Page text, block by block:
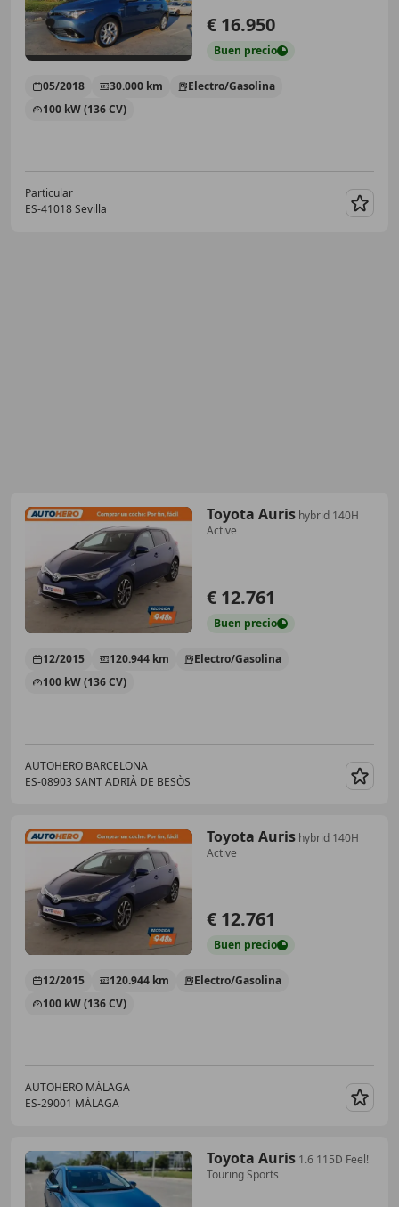
€ 16.950
Buen precio
05/2018 30.000 km
Electro/Gasolina
100 kW (136 CV)
Particular
ES-41018 Sevilla
Toyota Auris hybrid 140H
Active
€ 12.761
Buen precio
12/2015 120.944 km
Electro/Gasolina
100 kW (136 CV)
AUTOHERO BARCELONA
ES-08903 SANT ADRIÀ DE BESÒS
Toyota Auris hybrid 140H
Active
€ 12.761
Buen precio
12/2015 120.944 km
Electro/Gasolina
100 kW (136 CV)
AUTOHERO MÁLAGA
ES-29001 MÁLAGA
Toyota Auris 1.6 115D Feel!
Touring Sports